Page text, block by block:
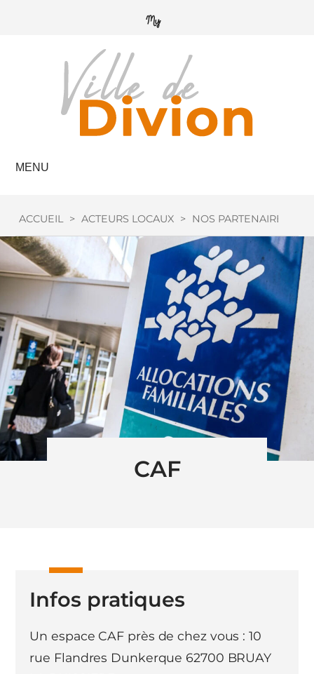
MENU
ACCUEIL > ACTEURS LOCAUX > NOS PARTENAIRES
CAF
Infos pratiques
Un espace CAF près de chez vous : 10
rue Flandres Dunkerque 62700 BRUAY